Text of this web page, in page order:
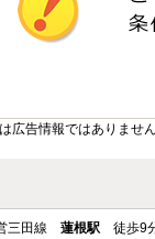
広告情報ではありませ
三田線 蓮根駅 徒歩9